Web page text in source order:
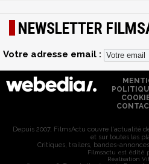
NEWSLETTER
Votre adresse email :
Depuis 2007, FilmsActu couvre l'actualité
et sur toutes les
Critiques, trailers, bandes-
Filmsactu est édité
Réalisation